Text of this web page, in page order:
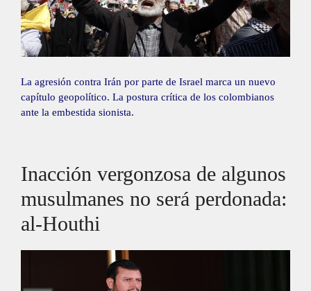
La agresión contra Irán por parte de Israel marca un nuevo
capítulo geopolítico. La postura crítica de los colombianos
ante la embestida sionista.
Inacción vergonzosa de algunos
musulmanes no será perdonada:
al-Houthi